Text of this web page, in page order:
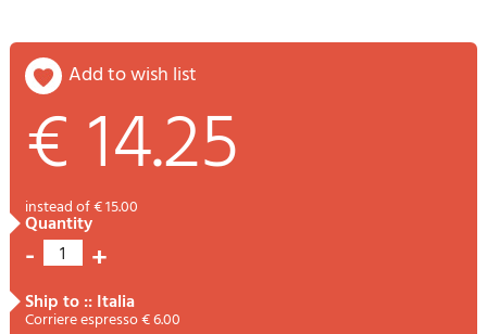
add to wish list
€ 14.25
instead of € 15.00
quantity
- 1 +
ship to :: Italia
Corriere espresso € 6.00